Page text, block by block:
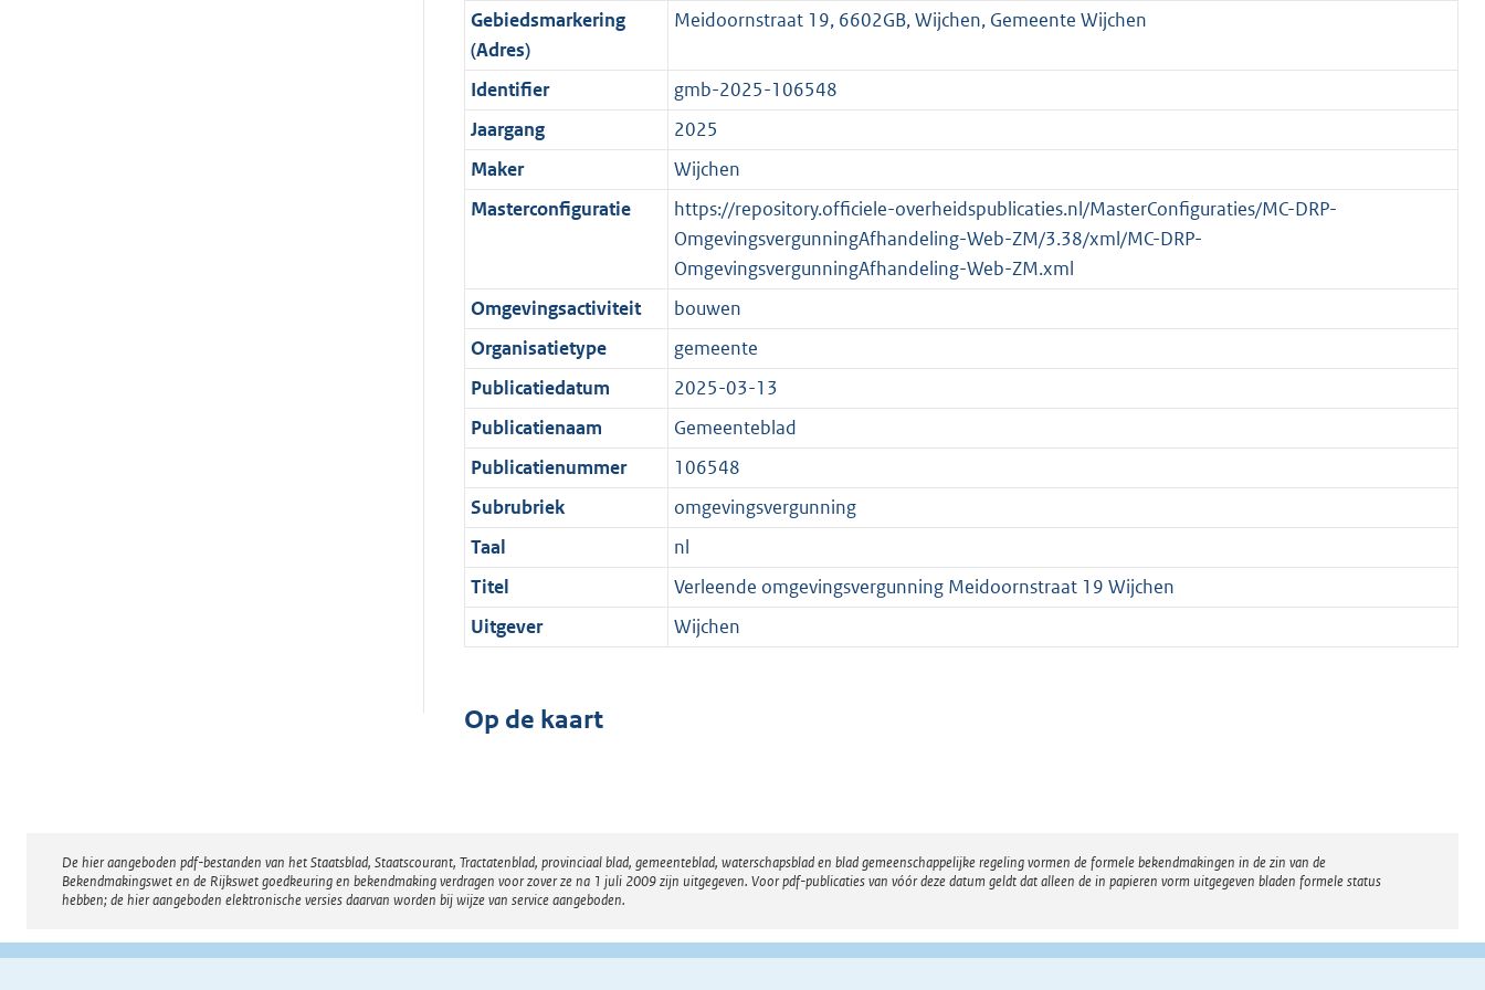
o
r
m
a
a
t
f
o
r
m
a
a
t
b
n
f
o
r
m
a
a
i
n
f
o
r
m
a
K
o
t
e
:
2
K
b
o
t
t
:
2
K
b
Gebiedsmarkering
(Adres)
Meidoornstraat 19, 6602GB, Wijchen, Gemeente Wijchen
Identifier
gmb-2025-106548
Jaargang
2025
Maker
Wijchen
Masterconfiguratie
https://repository.officiele-overheidspublicaties.nl/MasterConfiguraties/MC-DRP-
OmgevingsvergunningAfhandeling-Web-ZM/3.38/xml/MC-DRP-
OmgevingsvergunningAfhandeling-Web-ZM.xml
Omgevingsactiviteit
bouwen
Organisatietype
gemeente
Publicatiedatum
2025-03-13
Publicatienaam
Gemeenteblad
Publicatienummer
106548
Subrubriek
omgevingsvergunning
Taal
nl
Titel
Verleende omgevingsvergunning Meidoornstraat 19 Wijchen
Uitgever
Wijchen
Op de kaart
Disclaimer
De hier aangeboden pdf-bestanden van het Staatsblad, Staatscourant, Tractatenblad, provinciaal blad, gemeenteblad, waterschapsblad en blad gemeenschappelijke regeling vormen de formele bekendmakingen in de zin van de
Bekendmakingswet en de Rijkswet goedkeuring en bekendmaking verdragen voor zover ze na 1 juli 2009 zijn uitgegeven. Voor pdf-publicaties van vóór deze datum geldt dat alleen de in papieren vorm uitgegeven bladen formele status
hebben; de hier aangeboden elektronische versies daarvan worden bij wijze van service aangeboden.